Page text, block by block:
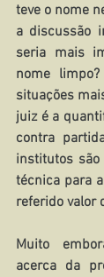
teve o nome
a discussão
seria mais
nome
situações
juiz é a
contra
institutos
técnica para
referido valor
Muito
acerca da